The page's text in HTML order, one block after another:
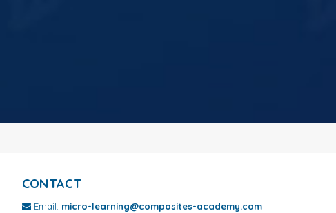
CONTACT
Email: micro-learning@composites-academy.com